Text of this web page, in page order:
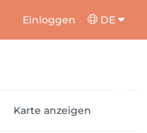
Einloggen DE
Karte anzeigen